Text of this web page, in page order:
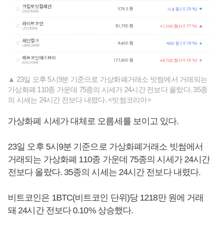
▲ 23일 오후 5시9분 기준으로 가상화폐거래소 빗썸에서 거래되는
가상화폐 110종 가운데 75종의 시세가 24시간 전보다 올랐다. 35종
의 시세는 24시간 전보다 내렸다. <빗썸코리아>
가상화폐 시세가 대체로 오름세를 보이고 있다.
23일 오후 5시9분 기준으로 가상화폐거래소 빗썸에서
거래되는 가상화폐 110종 가운데 75종의 시세가 24시간
전보다 올랐다. 35종의 시세는 24시간 전보다 내렸다.
비트코인은 1BTC(비트코인 단위)당 1218만 원에 거래
돼 24시간 전보다 0.10% 상승했다.